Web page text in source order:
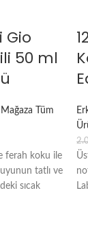
Gio
50 ml
Mağaza Tüm
ferah koku ile
tatlı ve
sıcak